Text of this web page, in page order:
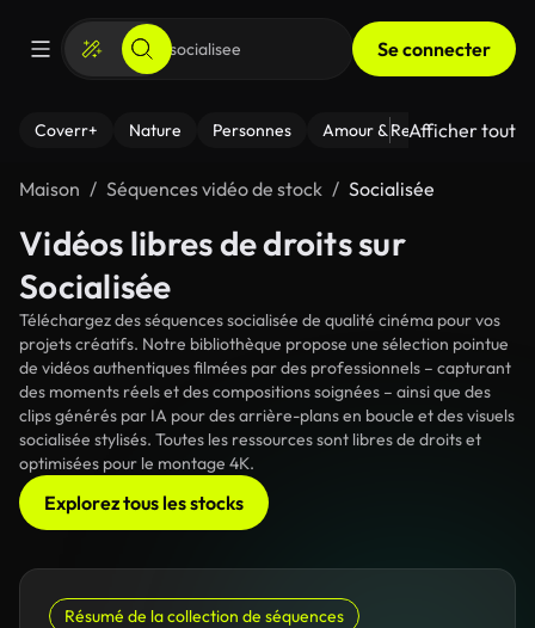
Se connecter
Coverr+ Nature Personnes Amour & Relations Le
Afficher tout
Maison Séquences vidéo de stock Socialisée
Vidéos libres de droits sur
Socialisée
Téléchargez des séquences socialisée de qualité cinéma pour vos
projets créatifs. Notre bibliothèque propose une sélection pointue
de vidéos authentiques filmées par des professionnels – capturant
des moments réels et des compositions soignées – ainsi que des
clips générés par IA pour des arrière-plans en boucle et des visuels
socialisée stylisés. Toutes les ressources sont libres de droits et
optimisées pour le montage 4K.
Explorez tous les stocks
Résumé de la collection de séquences